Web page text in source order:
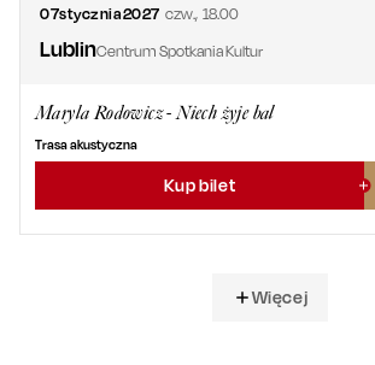
07stycznia2027 czw., 18.00
LublinCentrum Spotkania Kultur
Maryla Rodowicz - Niech żyje bal
Trasa akustyczna
Kup bilet
Więcej